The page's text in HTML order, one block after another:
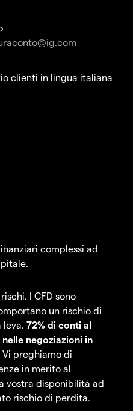
clienti in lingua italiana
complessi ad
I CFD sono
un rischio di
leva. 72% di conti al
negoziazioni in
Vi preghiamo di
in merito al
vostra disponibilità ad
rischio di perdita.